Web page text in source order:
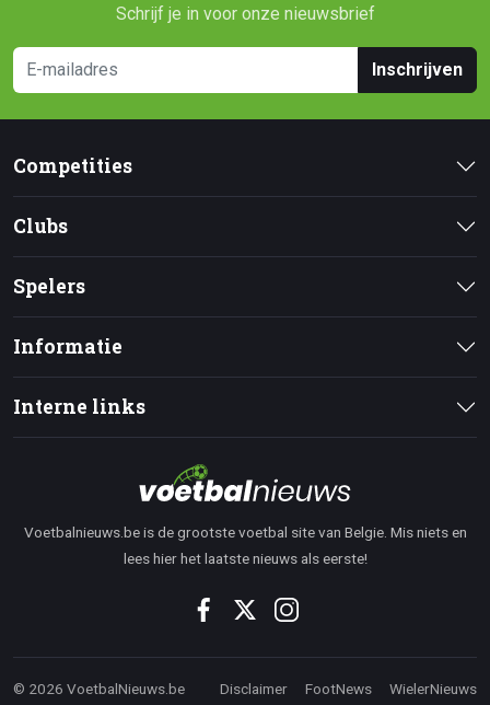
Schrijf je in voor onze nieuwsbrief
Inschrijven
Competities
Clubs
Spelers
Informatie
Interne links
Voetbalnieuws.be is de grootste voetbal site van Belgie. Mis niets en
lees hier het laatste nieuws als eerste!
© 2026 VoetbalNieuws.be Disclaimer FootNews WielerNieuws